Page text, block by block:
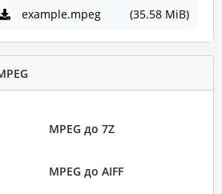
example.mpeg (35.58 MiB)
MPEG до 7Z
MPEG до AIFF